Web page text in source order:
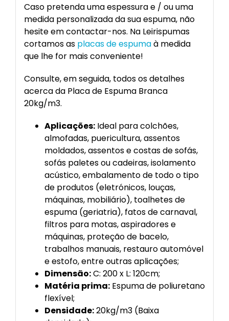
Caso pretenda uma espessura e / ou uma
medida personalizada da sua espuma, não
hesite em contactar-nos. Na Leirispumas
cortamos as placas de espumaà medida
que lhe for mais conveniente!
Consulte, em seguida, todos os detalhes
acerca da Placa de Espuma Branca
20kg/m3.
Aplicações:Ideal para colchões,
almofadas, puericultura, assentos
moldados, assentos e costas de sofás,
sofás paletes ou cadeiras, isolamento
acústico, embalamento de todo o tipo
de produtos (eletrónicos, louças,
máquinas, mobiliário), toalhetes de
espuma (geriatria), fatos de carnaval,
filtros para motas, aspiradores e
máquinas, proteção de bacelo,
trabalhos manuais, restauro automóvel
e estofo, entre outras aplicações;
Dimensão:C: 200 x L: 120cm;
Matéria prima:Espuma de poliuretano
flexível;
Densidade:20kg/m3 (Baixa